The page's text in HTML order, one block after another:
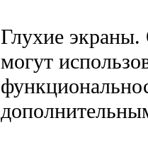
Глухие
могут